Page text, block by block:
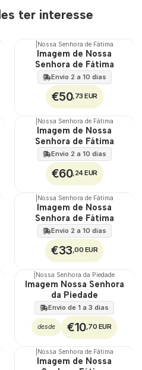
ter interesse
Nossa Senhora de Fátima
Imagem de Nossa
Senhora de Fátima
Envio 2 a 10 dias
€50,73 EUR
🇵🇹
100%
Nossa Senhora de Fátima
Imagem de Nossa
Senhora de Fátima
Envio 2 a 10 dias
€60,24 EUR
Nossa Senhora de Fátima
Imagem de Nossa
Senhora de Fátima
Envio 2 a 10 dias
€33,00 EUR
Nossa Senhora da Piedade
Imagem Nossa Senhora
da Piedade
Envio de 1 a 3 dias
desde €10,70 EUR
Nossa Senhora de Fátima
Imagem de Nossa